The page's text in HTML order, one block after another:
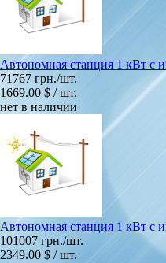
Автономная станция 1 кВт с
71767 грн./шт.
1669.00 $ / шт.
нет в наличии
Автономная станция 1 кВт с
101007 грн./шт.
2349.00 $ / шт.